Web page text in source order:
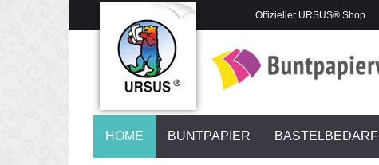
Offizieller URSUS® Shop
HOME BUNTPAPIER BASTELBEDARF